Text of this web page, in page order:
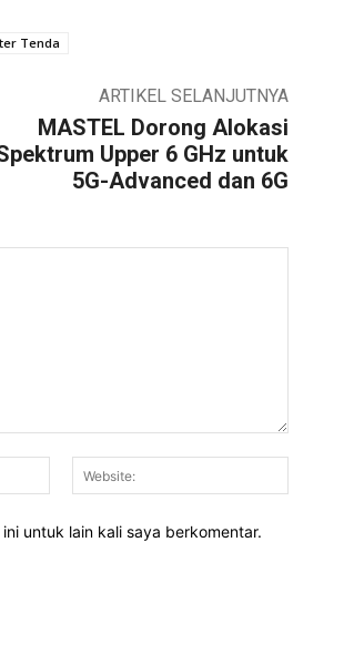
Tenda
ARTIKEL SELANJUTNYA
MASTEL Dorong Alokasi
Upper 6 GHz untuk
5G-Advanced dan 6G
Email:*
untuk lain kali saya berkomentar.